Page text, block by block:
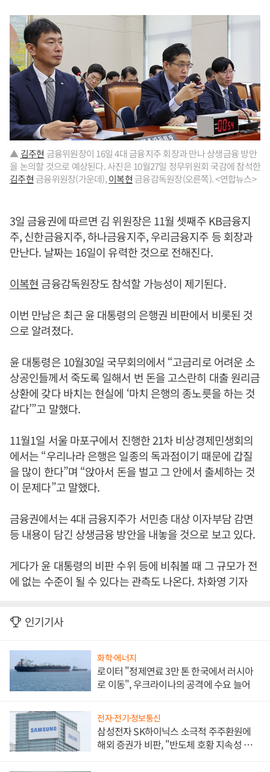
▲ 김주현 금융위원장이 16일 4대 금융지주 회장과 만나 상생금융 방안
을 논의할 것으로 예상된다. 사진은 10월27일 정무위원회 국감에 참석한
김주현 금융위원장(가운데),이복현 금융감독원장(오른쪽). <연합뉴스>
3일 금융권에 따르면 김 위원장은 11월 셋째주 KB금융지
주, 신한금융지주, 하나금융지주, 우리금융지주 등 회장과
만난다. 날짜는 16일이 유력한 것으로 전해진다.
이복현 금융감독원장도 참석할 가능성이 제기된다.
이번 만남은 최근 윤 대통령의 은행권 비판에서 비롯된 것
으로 알려졌다.
윤 대통령은 10월30일 국무회의에서 “고금리로 어려운 소
상공인들께서 죽도록 일해서 번 돈을 고스란히 대출 원리금
상환에 갖다 바치는 현실에 ‘마치 은행의 종노릇을 하는 것
같다’”고 말했다.
11월1일 서울 마포구에서 진행한 21차 비상경제민생회의
에서는 “우리나라 은행은 일종의 독과점이기 때문에 갑질
을 많이 한다”며 “앉아서 돈을 벌고 그 안에서 출세하는 것
이 문제다”고 말했다.
금융권에서는 4대 금융지주가 서민층 대상 이자부담 감면
등 내용이 담긴 상생금융 방안을 내놓을 것으로 보고 있다.
게다가 윤 대통령의 비판 수위 등에 비춰볼 때 그 규모가 전
에 없는 수준이 될 수 있다는 관측도 나온다. 차화영 기자
인기기사
화학·에너지
로이터 "정제연료 3만 톤 한국에서 러시아
로 이동", 우크라이나의 공격에 수요 늘어
전자·전기·정보통신
삼성전자 SK하이닉스 소극적 주주환원에
해외 증권가 비판, "반도체 호황 지속성 의